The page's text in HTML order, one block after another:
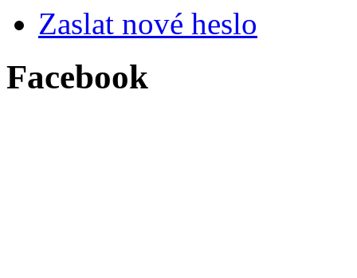
Zaslat nové heslo
Facebook